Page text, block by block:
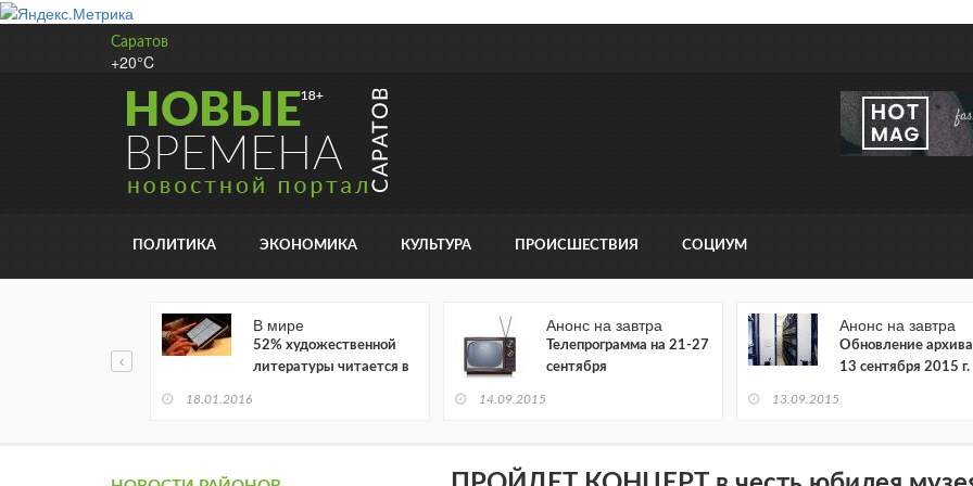
Саратов
+20°C
ПОЛИТИКА ЭКОНОМИКА КУЛЬТУРА ПРОИСШЕСТВИЯ СОЦИУМ
В мире
52% художественной
литературы читается в
18.01.2016
Анонс на завтра
Телепрограмма на 21-27
сентября
14.09.2015
Анонс на завтра
Обновление архива
13 сентября 2015 г.
13.09.2015